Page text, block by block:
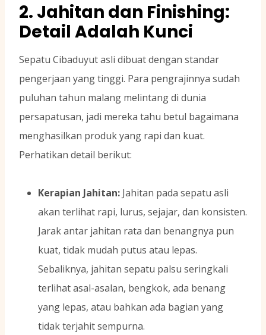
2. Jahitan dan Finishing:
Detail Adalah Kunci
Sepatu Cibaduyut asli dibuat dengan standar
pengerjaan yang tinggi. Para pengrajinnya sudah
puluhan tahun malang melintang di dunia
persapatusan, jadi mereka tahu betul bagaimana
menghasilkan produk yang rapi dan kuat.
Perhatikan detail berikut:
Kerapian Jahitan: Jahitan pada sepatu asli
akan terlihat rapi, lurus, sejajar, dan konsisten.
Jarak antar jahitan rata dan benangnya pun
kuat, tidak mudah putus atau lepas.
Sebaliknya, jahitan sepatu palsu seringkali
terlihat asal-asalan, bengkok, ada benang
yang lepas, atau bahkan ada bagian yang
tidak terjahit sempurna.